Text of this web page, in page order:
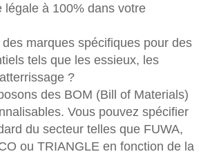
légale à 100% dans votre
marques spécifiques pour des
tels que les essieux, les
?
des BOM (Bill of Materials)
Vous pouvez spécifier
du secteur telles que FUWA,
ou TRIANGLE en fonction de la